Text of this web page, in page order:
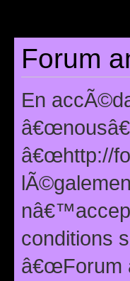
Forum
En
â€œhttp://
conditions
â€œForum